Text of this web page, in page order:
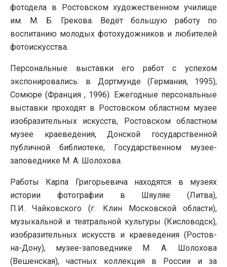
фотодела в Ростовском художественном училище
им. М. Б. Грекова. Ведёт большую работу по
воспитанию молодых фотохудожников и любителей
фотоискусства.
Персональные выставки его работ с успехом
экспонировались: в Дортмунде (Германия, 1995);
Сомюре (Франция , 1996). Ежегодные персональные
выставки проходят в Ростовском областном музее
изобразительных искусств, Ростовском областном
музее краеведения, Донской государственной
публичной библиотеке, Государственном музее-
заповеднике М. А. Шолохова.
Работы Карпа Григорьевича находятся в музеях
истории фотографии в Шяуляе (Литва),
П.И. Чайковского (г. Клин Московской области),
музыкальной и театральной культуры (Кисловодск),
изобразительных искусств и краеведения (Ростов-
на-Дону), музее-заповеднике М. А. Шолохова
(Вешенская), частных коллекция в России и за